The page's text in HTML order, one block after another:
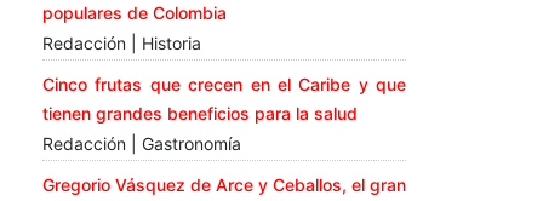
populares de Colombia
Redacción | Historia
Cinco frutas que crecen en el Caribe y que
tienen grandes beneficios para la salud
Redacción | Gastronomía
Gregorio Vásquez de Arce y Ceballos, el gran